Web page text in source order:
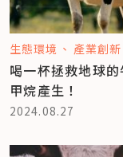
生態環境 產業創新
喝一杯拯救地球
甲烷產生！
2024.08.27